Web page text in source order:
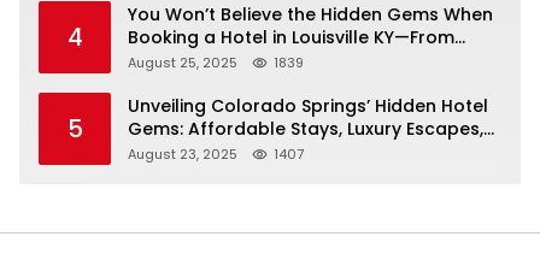
4
You Won’t Believe the Hidden Gems When
Booking a Hotel in Louisville KY—From
Cheap to Luxe!
August 25, 2025 1839
5
Unveiling Colorado Springs’ Hidden Hotel
Gems: Affordable Stays, Luxury Escapes,
and Everything In Between!
August 23, 2025 1407